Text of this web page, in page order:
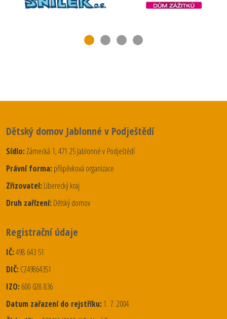
Dětský domov Jablonné v Podještědí
Sídlo: Zámecká 1, 471 25 Jablonné v Podještědí
Právní forma: příspěvková organizace
Zřizovatel: Liberecký kraj
Druh zařízení: Dětský domov
Registrační údaje
IČ:498 643 51
DIČ: CZ49864351
IZO: 600 028 836
Datum zařazení do rejstříku: 1. 7. 2004